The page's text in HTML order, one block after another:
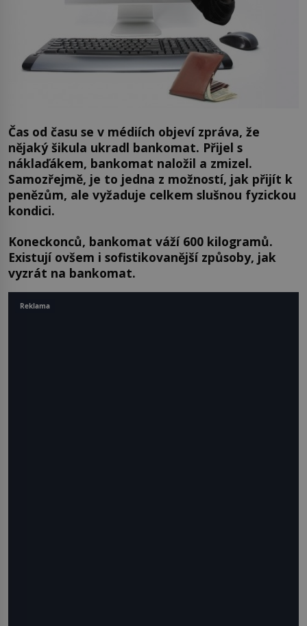
Čas od času se v médiích objeví zpráva, že
nějaký šikula ukradl bankomat. Přijel s
náklaďákem, bankomat naložil a zmizel.
Samozřejmě, je to jedna z možností, jak přijít k
penězům, ale vyžaduje celkem slušnou fyzickou
kondici.
Koneckonců, bankomat váží 600 kilogramů.
Existují ovšem i sofistikovanější způsoby, jak
vyzrát na bankomat.
Reklama